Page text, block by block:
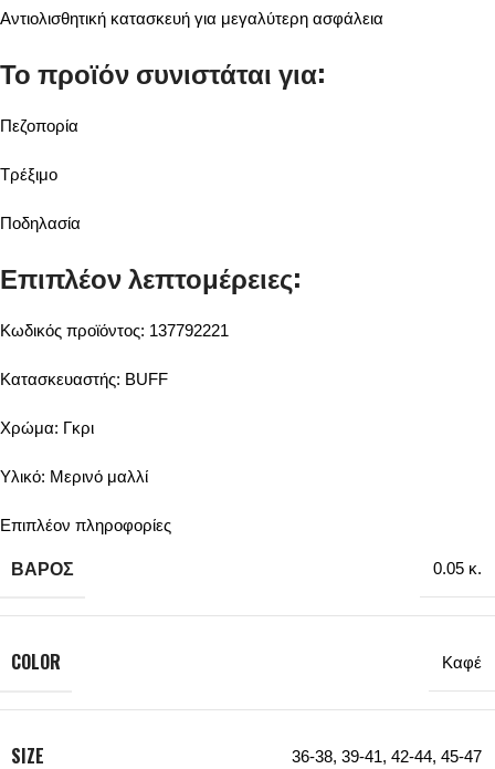
Αντιολισθητική κατασκευή για μεγαλύτερη ασφάλεια
Το προϊόν συνιστάται για:
Πεζοπορία
Τρέξιμο
Ποδηλασία
Επιπλέον λεπτομέρειες:
Κωδικός προϊόντος: 137792221
Κατασκευαστής: BUFF
Χρώμα: Γκρι
Υλικό: Μερινό μαλλί
Επιπλέον πληροφορίες
ΒΆΡΟΣ 0.05 κ.
COLOR Καφέ
SIZE 36-38, 39-41, 42-44, 45-47